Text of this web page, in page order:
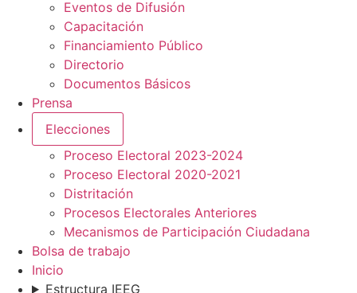
Eventos de Difusión
Capacitación
Financiamiento Público
Directorio
Documentos Básicos
Prensa
Elecciones
Proceso Electoral 2023-2024
Proceso Electoral 2020-2021
Distritación
Procesos Electorales Anteriores
Mecanismos de Participación Ciudadana
Bolsa de trabajo
Inicio
Estructura IEEG